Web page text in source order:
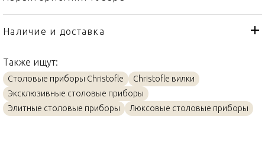
Тип товара
Вилка
Бренд
Страна производителя
Материал
Посеребрение
Объем / Размер
26,5см
Наличие и доставка
Также ищут:
Столовые приборы Christofle
Christofle вилки
Эксклюзивные столовые приборы
Элитные столовые приборы
Люксовые столовые приборы